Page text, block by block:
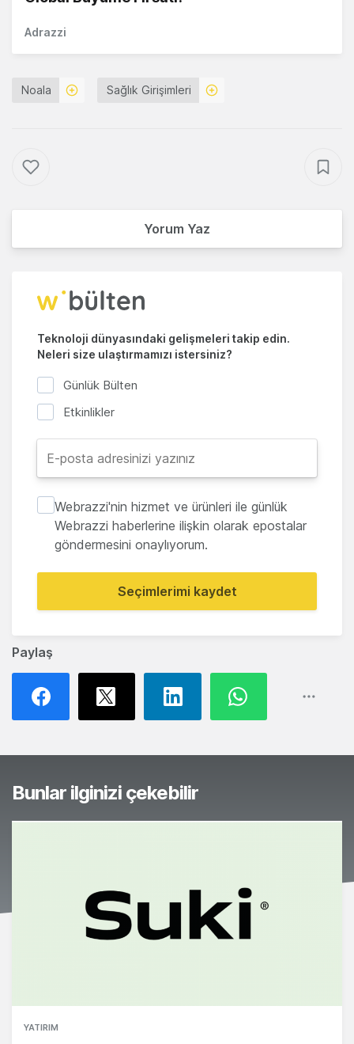
Paylaş
Adrazzi
Noala Sağlık Girişimleri
Yorum Yaz
Teknoloji dünyasındaki gelişmeleri takip edin.
Neleri size ulaştırmamızı istersiniz?
Günlük Bülten
Etkinlikler
Webrazzi'nin hizmet ve ürünleri ile günlük
Webrazzi haberlerine ilişkin olarak epostalar
göndermesini onaylıyorum.
Seçimlerimi kaydet
Bunlar ilginizi çekebilir
YATIRIM